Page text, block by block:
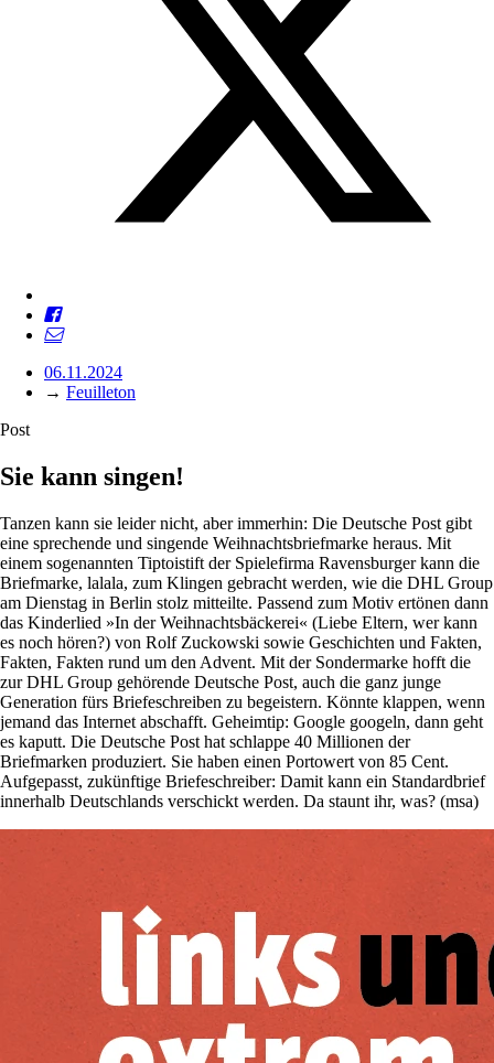
06.11.2024
→ Feuilleton
Post
Sie kann singen!
Tanzen kann sie leider nicht, aber immerhin: Die Deutsche Post gibt
eine sprechende und singende Weihnachtsbriefmarke heraus. Mit
einem sogenannten Tiptoistift der Spielefirma Ravensburger kann die
Briefmarke, lalala, zum Klingen gebracht werden, wie die DHL Group
am Dienstag in Berlin stolz mitteilte. Passend zum Motiv ertönen dann
das Kinderlied »In der Weihnachtsbäckerei« (Liebe Eltern, wer kann
es noch hören?) von Rolf Zuckowski sowie Geschichten und Fakten,
Fakten, Fakten rund um den Advent. Mit der Sondermarke hofft die
zur DHL Group gehörende Deutsche Post, auch die ganz junge
Generation fürs Briefeschreiben zu begeistern. Könnte klappen, wenn
jemand das Internet abschafft. Geheimtip: Google googeln, dann geht
es kaputt. Die Deutsche Post hat schlappe 40 Millionen der
Briefmarken produziert. Sie haben einen Portowert von 85 Cent.
Aufgepasst, zukünftige Briefeschreiber: Damit kann ein Standardbrief
innerhalb Deutschlands verschickt werden. Da staunt ihr, was? (msa)